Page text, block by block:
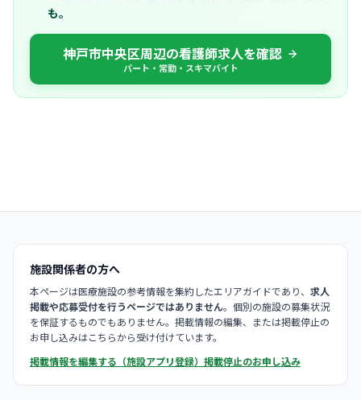
も。
神戸市中央区周辺の看護師求人を確認
パート・常勤・スキマバイト
施設関係者の方へ
本ページは医療施設の参考情報を集約したエリアガイドであり、 求人
掲載や応募受付を行うページではありません。個別の施設の募集状況
を保証するものでもありません。掲載情報の編集、または掲載停止の
お申し込みはこちらから受け付けています。
掲載情報を編集する（施設アプリ登録） 掲載停止のお申し込み